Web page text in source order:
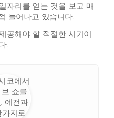
자리를 얻는 것을 보고 매
늘어나고 있습니다.
공해야 할 적절한 시기이
.